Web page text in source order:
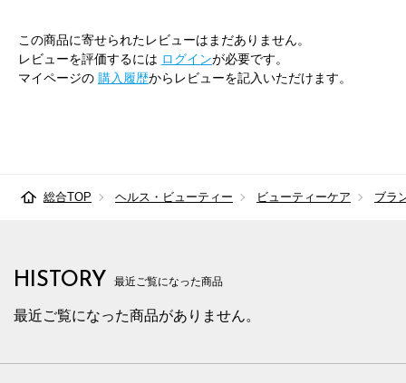
この商品に寄せられたレビューはまだありません。
レビューを評価するには ログインが必要です。
マイページの 購入履歴からレビューを記入いただけます。
総合TOP ヘルス・ビューティー ビューティーケア ブラ
HISTORY 最近ご覧になった商品
最近ご覧になった商品がありません。